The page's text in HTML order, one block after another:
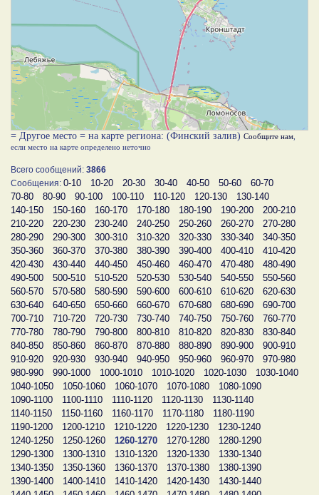
= Другое место = на карте региона: (Финский залив) Сообщите нам
если место на карте определено неточно
Всего сообщений: 3866
Сообщения: 0-10 10-20 20-30 30-40 40-50 50-60
60-70
70-80
80-90 90-100 100-110 110-120 120-130
130-140
140-150
150-160 160-170 170-180 180-190 190-200
200-210
210-220
220-230 230-240 240-250 250-260 260-270
270-280
280-290
290-300 300-310 310-320 320-330 330-340
340-350
350-360
360-370 370-380 380-390 390-400 400-410
410-420
420-430
430-440 440-450 450-460 460-470 470-480
480-490
490-500
500-510 510-520 520-530 530-540 540-550
550-560
560-570
570-580 580-590 590-600 600-610 610-620
620-630
630-640
640-650 650-660 660-670 670-680 680-690
690-700
700-710
710-720 720-730 730-740 740-750 750-760
760-770
770-780
780-790 790-800 800-810 810-820 820-830
830-840
840-850
850-860 860-870 870-880 880-890 890-900
900-910
910-920
920-930 930-940 940-950 950-960 960-970
970-980
980-990
990-1000 1000-1010 1010-1020 1020-1030
1030-1040
1040-1050
1050-1060 1060-1070 1070-1080
1080-1090
1090-1100
1100-1110 1110-1120 1120-1130
1130-1140
1140-1150
1150-1160 1160-1170 1170-1180
1180-1190
1190-1200
1200-1210 1210-1220 1220-1230
1230-1240
1240-1250
1250-1260 1260-1270 1270-1280
1280-1290
1290-1300
1300-1310 1310-1320 1320-1330
1330-1340
1340-1350
1350-1360 1360-1370 1370-1380
1380-1390
1390-1400
1400-1410 1410-1420 1420-1430
1430-1440